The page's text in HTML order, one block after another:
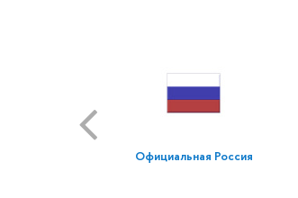
Официальная Россия